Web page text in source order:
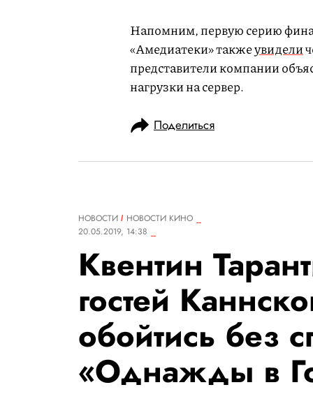
Напомним, первую серию
«Амедиатеки» такжеувидели
представители компании
нагрузки на сервер.
Поделиться
НОВОСТИ
НОВОСТИ КИНО
20.05.2019, 14:38
Квентин
гостей
обойтись без
«Однажды в